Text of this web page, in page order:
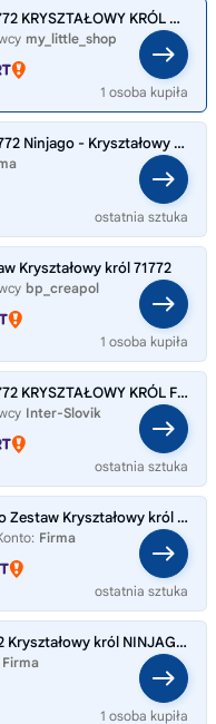
LEGO NINJAGO 71772 KRYSZTAŁOWY KRÓL CRYSTAL KING
my_little_shop
1 osoba kupiła
[OUTLET] LEGO 71772 Ninjago - Kryształowy król - OPIS/ZDJĘCIA
ostatnia sztuka
Kryształowy król 71772
bp_creapol
1 osoba kupiła
LEGO NINJAGO 71772 KRYSZTAŁOWY KRÓL FIGURKA CRYSTAL KING
Inter-Slovik
ostatnia sztuka
Klocki LEGO Ninjago Zestaw Kryształowy król 71772
Firma
ostatnia sztuka
LEGO Ninjago 71772 Kryształowy król NINJAGO LLOYD KRÓL MECH NOWE
Firma
1 osoba kupiła